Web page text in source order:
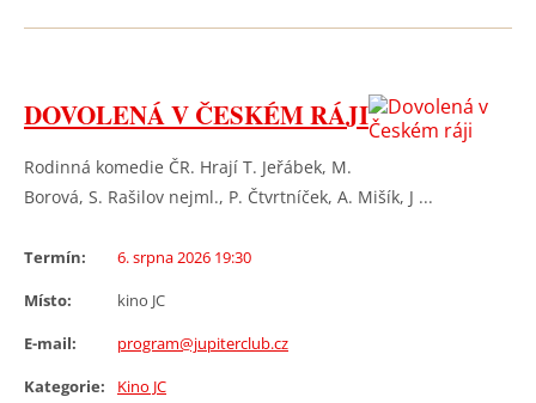
DOVOLENÁ V ČESKÉM RÁJI
Rodinná komedie ČR. Hrají T. Jeřábek, M.
Borová, S. Rašilov nejml., P. Čtvrtníček, A. Mišík, J ...
Termín:
6. srpna 2026 19:30
Místo:
kino JC
E-mail:
program@jupiterclub.cz
Kategorie:
Kino JC